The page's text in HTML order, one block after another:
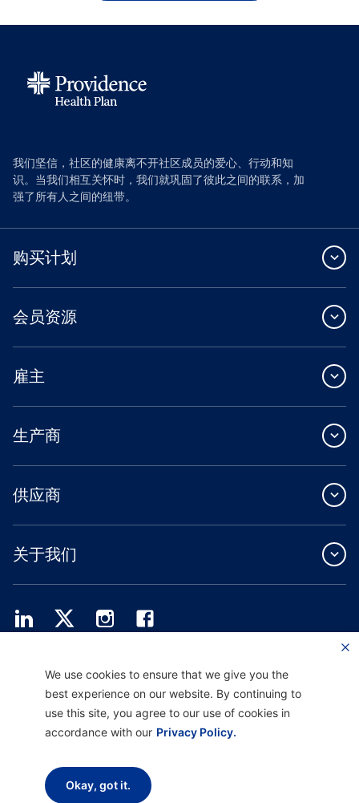
我们坚信，社区的健康离不开社区成员的爱心、行动和知
识。当我们相互关怀时，我们就巩固了彼此之间的联系，加
强了所有人之间的纽带。
购买计划
会员资源
雇主
生产商
供应商
关于我们
Providence Health Plan 提供商业团体、个人健康保障和 ASO 服务。
Providence Health Assurance 是一家 HMO、HMO-POS 和 HMO SNP，与
Medicare 和俄勒冈州健康计划签有合同。Providence Health Assurance 的注册取决
于合同续约。
免责声明 |非歧视和沟通协助 | 隐私惯例通知
版权所有 © 2026 Providence Health Plan、 Providence Plan Partners 和
We use cookies to ensure that we give you the
best experience on our website. By continuing to
use this site, you agree to our use of cookies in
accordance with our Privacy Policy.
Okay, got it.